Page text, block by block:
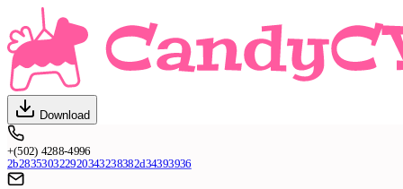
Download
+(502) 4288-4996
2b283530322920343238382d34393936